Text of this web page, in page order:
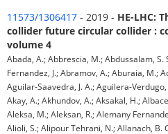
11573/1306417 - 2019 - HE-LHC:
collider future circular collider :
volume 4
Abada, A.; Abbrescia, M.; Abdussalam, S.
Fernandez, J.; Abramov, A.; Aburaia, M.;
Aguilar-Saavedra, J. A.; Aguilera-
Akay, A.; Akhundov, A.; Aksakal, H.;
Aleksa, M.; Aleksan, R.; Alemany
Alioli, S.; Alipour Tehrani, N.; Allanach, B.